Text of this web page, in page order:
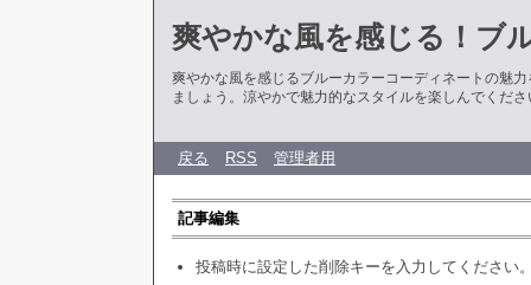
爽やかな風を感じる！ブ
爽やかな風を感じるブルーカラーコーディネートの魅
ましょう。涼やかで魅力的なスタイルを楽しんでくださ
戻る RSS 管理者用
記事編集
投稿時に設定した削除キーを入力してください